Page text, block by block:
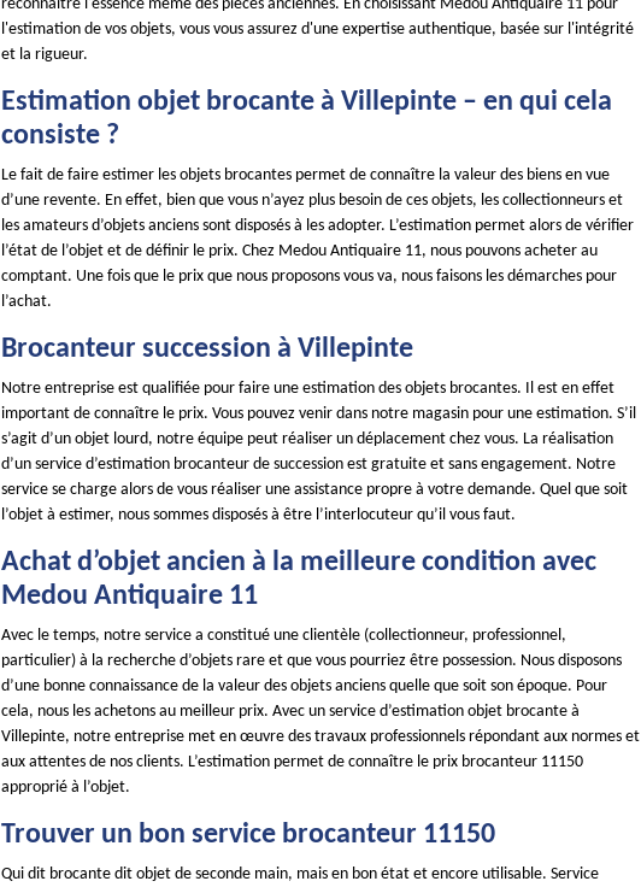
reconnaître l'essence même des pièces anciennes. En choisissant Medou Antiquaire 11 pour
l'estimation de vos objets, vous vous assurez d'une expertise authentique, basée sur l'intégrité
et la rigueur.
Estimation objet brocante à Villepinte – en qui cela
consiste ?
Le fait de faire estimer les objets brocantes permet de connaître la valeur des biens en vue
d’une revente. En effet, bien que vous n’ayez plus besoin de ces objets, les collectionneurs et
les amateurs d’objets anciens sont disposés à les adopter. L’estimation permet alors de vérifier
l’état de l’objet et de définir le prix. Chez Medou Antiquaire 11, nous pouvons acheter au
comptant. Une fois que le prix que nous proposons vous va, nous faisons les démarches pour
l’achat.
Brocanteur succession à Villepinte
Notre entreprise est qualifiée pour faire une estimation des objets brocantes. Il est en effet
important de connaître le prix. Vous pouvez venir dans notre magasin pour une estimation. S’il
s’agit d’un objet lourd, notre équipe peut réaliser un déplacement chez vous. La réalisation
d’un service d’estimation brocanteur de succession est gratuite et sans engagement. Notre
service se charge alors de vous réaliser une assistance propre à votre demande. Quel que soit
l’objet à estimer, nous sommes disposés à être l’interlocuteur qu’il vous faut.
Achat d’objet ancien à la meilleure condition avec
Medou Antiquaire 11
Avec le temps, notre service a constitué une clientèle (collectionneur, professionnel,
particulier) à la recherche d’objets rare et que vous pourriez être possession. Nous disposons
d’une bonne connaissance de la valeur des objets anciens quelle que soit son époque. Pour
cela, nous les achetons au meilleur prix. Avec un service d’estimation objet brocante à
Villepinte, notre entreprise met en œuvre des travaux professionnels répondant aux normes et
aux attentes de nos clients. L’estimation permet de connaître le prix brocanteur 11150
approprié à l’objet.
Trouver un bon service brocanteur 11150
Qui dit brocante dit objet de seconde main, mais en bon état et encore utilisable. Service